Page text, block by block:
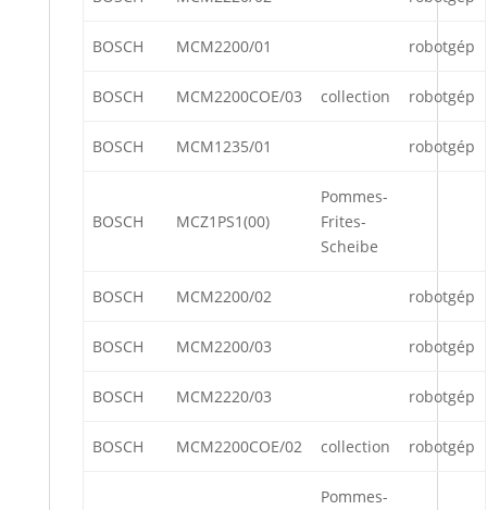
BOSCH MCM2200/01 robotgép
BOSCH MCM2200COE/03 collection robotgép
BOSCH MCM1235/01 robotgép
BOSCH MCZ1PS1(00)
Pommes-
Frites-
Scheibe
BOSCH MCM2200/02 robotgép
BOSCH MCM2200/03 robotgép
BOSCH MCM2220/03 robotgép
BOSCH MCM2200COE/02 collection robotgép
Pommes-